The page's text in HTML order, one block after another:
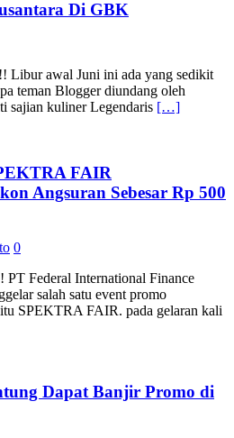
Di GBK
Libur awal Juni ini ada yang sedikit
teman Blogger diundang oleh
sajian kuliner Legendaris […]
FAIR
Angsuran Sebesar Rp 500
0
Federal International Finance
salah satu event promo
SPEKTRA FAIR. pada gelaran kali
Dapat Banjir Promo di